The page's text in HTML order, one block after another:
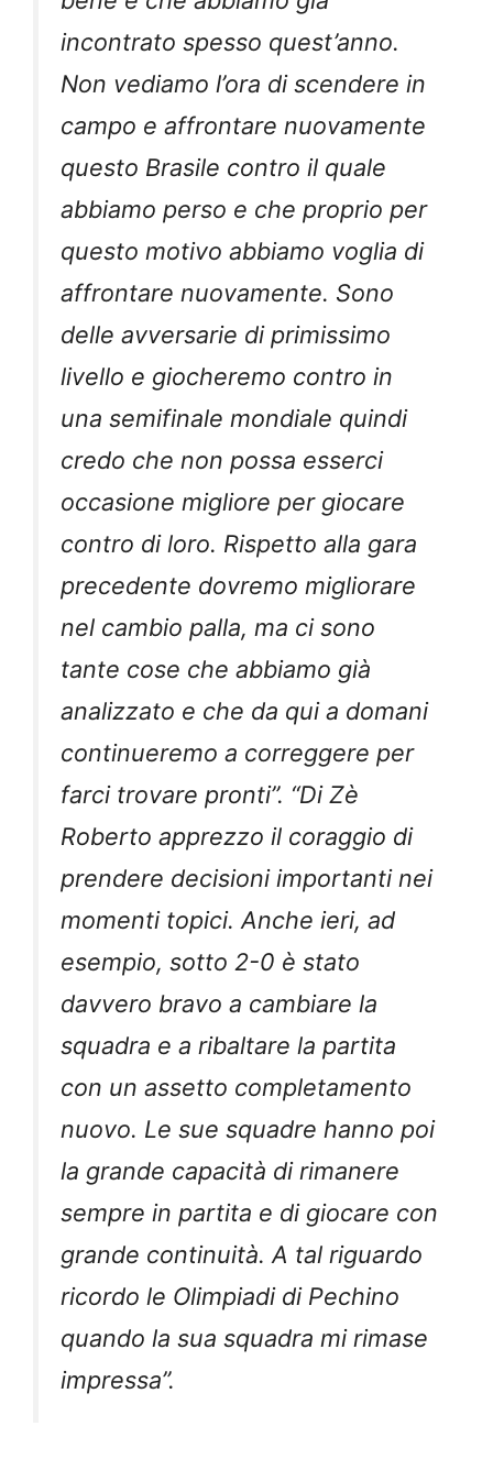
incontrato spesso quest’anno.
Non vediamo l’ora di scendere in
campo e affrontare nuovamente
questo Brasile contro il quale
abbiamo perso e che proprio per
questo motivo abbiamo voglia di
affrontare nuovamente. Sono
delle avversarie di primissimo
livello e giocheremo contro in
una semifinale mondiale quindi
credo che non possa esserci
occasione migliore per giocare
contro di loro. Rispetto alla gara
precedente dovremo migliorare
nel cambio palla, ma ci sono
tante cose che abbiamo già
analizzato e che da qui a domani
continueremo a correggere per
farci trovare pronti”. “Di Zè
Roberto apprezzo il coraggio di
prendere decisioni importanti nei
momenti topici. Anche ieri, ad
esempio, sotto 2-0 è stato
davvero bravo a cambiare la
squadra e a ribaltare la partita
con un assetto completamento
nuovo. Le sue squadre hanno poi
la grande capacità di rimanere
sempre in partita e di giocare con
grande continuità. A tal riguardo
ricordo le Olimpiadi di Pechino
quando la sua squadra mi rimase
impressa”.